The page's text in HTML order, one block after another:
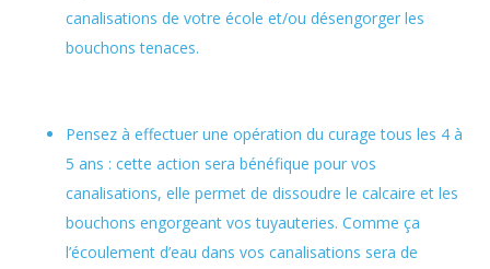
canalisations de votre école et/ou désengorger les
bouchons tenaces.
Pensez à effectuer une opération du curage tous les 4 à
5 ans : cette action sera bénéfique pour vos
canalisations, elle permet de dissoudre le calcaire et les
bouchons engorgeant vos tuyauteries. Comme ça
l’écoulement d’eau dans vos canalisations sera de